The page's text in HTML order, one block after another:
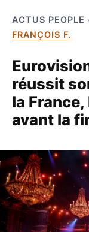
ACTUS
FRANÇOIS F.
réussit
la
avant la